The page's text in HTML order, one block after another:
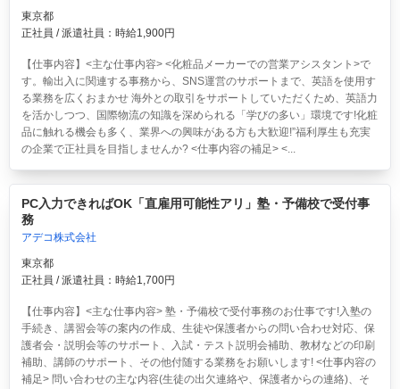
東京都
正社員 / 派遣社員：時給1,900円
【仕事内容】<主な仕事内容> <化粧品メーカーでの営業アシスタント>で
す。輸出入に関連する事務から、SNS運営のサポートまで、英語を使用す
る業務を広くおまかせ 海外との取引をサポートしていただくため、英語力
を活かしつつ、国際物流の知識を深められる「学びの多い」環境です!化粧
品に触れる機会も多く、業界への興味がある方も大歓迎!”福利厚生も充実
の企業で正社員を目指しませんか? <仕事内容の補足> <...
PC入力できればOK「直雇用可能性アリ」塾・予備校で受付事
務
アデコ株式会社
東京都
正社員 / 派遣社員：時給1,700円
【仕事内容】<主な仕事内容> 塾・予備校で受付事務のお仕事です!入塾の
手続き、講習会等の案内の作成、生徒や保護者からの問い合わせ対応、保
護者会・説明会等のサポート、入試・テスト説明会補助、教材などの印刷
補助、講師のサポート、その他付随する業務をお願いします! <仕事内容の
補足> 問い合わせの主な内容(生徒の出欠連絡や、保護者からの連絡)、そ